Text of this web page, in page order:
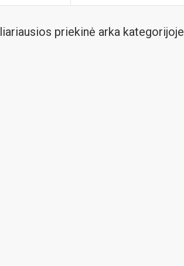
priekinė arka